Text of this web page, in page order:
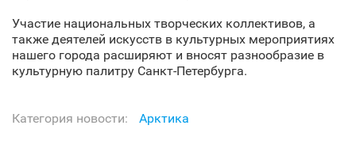
Участие национальных творческих коллективов, а
также деятелей искусств в культурных мероприятиях
нашего города расширяют и вносят разнообразие в
культурную палитру Санкт‑Петербурга.
Категория новости: Арктика